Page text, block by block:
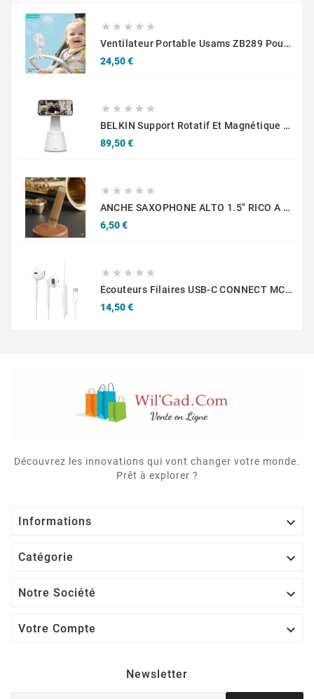
    
Ventilateur Portable Usams ZB289 Pour Poussette 2000 MAh Blanc
24,50 €Prix
    
BELKIN Support Rotatif Et Magnétique Avec Reconnaissance Faciale
89,50 €Prix
    
ANCHE SAXOPHONE ALTO 1.5" RICO A L'UNITE
6,50 €Prix
    
Écouteurs Filaires USB-C CONNECT MC-EFBC01 Blanc
14,50 €Prix
Découvrez les innovations qui vont changer votre monde.
Prêt à explorer ?
Informations 
Catégorie 
Notre Société 
Votre Compte 
Newsletter